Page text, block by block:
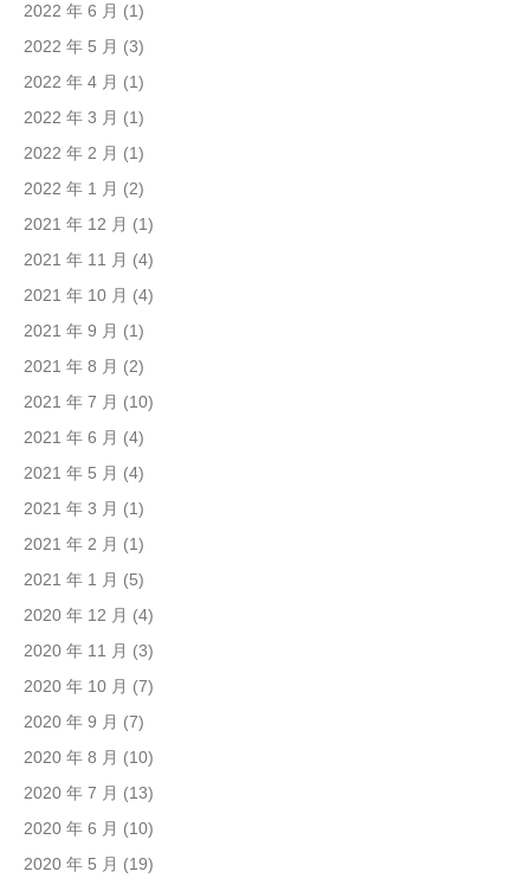
2022 年 6 月 (1)
2022 年 5 月 (3)
2022 年 4 月 (1)
2022 年 3 月 (1)
2022 年 2 月 (1)
2022 年 1 月 (2)
2021 年 12 月 (1)
2021 年 11 月 (4)
2021 年 10 月 (4)
2021 年 9 月 (1)
2021 年 8 月 (2)
2021 年 7 月 (10)
2021 年 6 月 (4)
2021 年 5 月 (4)
2021 年 3 月 (1)
2021 年 2 月 (1)
2021 年 1 月 (5)
2020 年 12 月 (4)
2020 年 11 月 (3)
2020 年 10 月 (7)
2020 年 9 月 (7)
2020 年 8 月 (10)
2020 年 7 月 (13)
2020 年 6 月 (10)
2020 年 5 月 (19)